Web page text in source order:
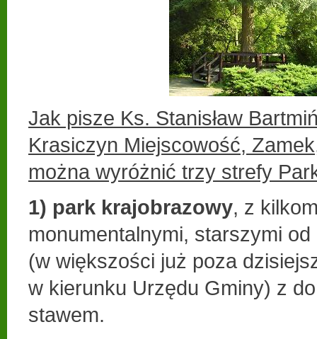
Jak pisze Ks. Stanisław
Krasiczyn Miejscowość,
można wyróżnić trzy strefy
1) park krajobrazowy, z
monumentalnymi, starszymi
(w większości już poza
w kierunku Urzędu Gminy) z
stawem.